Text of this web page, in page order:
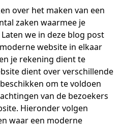
over het maken van een
zaken waarmee je
we in deze blog post
website in elkaar
je rekening dient te
dient over verschillende
om te voldoen
van de bezoekers
Hieronder volgen
waar een moderne